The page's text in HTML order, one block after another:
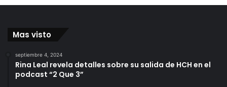
Mas visto
septiembre 4, 2024
Rina Leal revela detalles sobre su salida de HCH en el
podcast “2 Que 3”